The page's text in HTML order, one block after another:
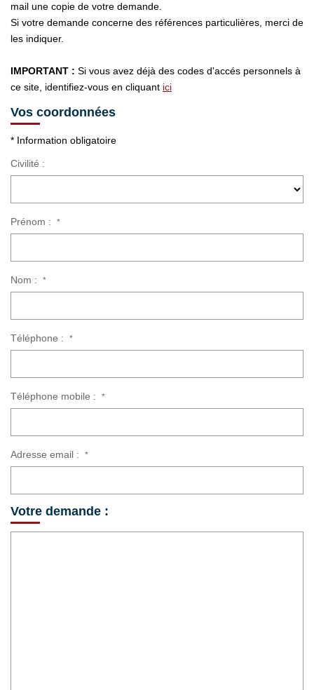
EXTRANET CLIENTS
mail une copie de votre demande.
Si votre demande concerne des références particulières, merci de
les indiquer.
IMPORTANT : Si vous avez déjà des codes d'accés personnels à
ce site, identifiez-vous en cliquant ici
Vos coordonnées
* Information obligatoire
Civilité :
Prénom : *
Nom : *
Téléphone : *
Téléphone mobile : *
Adresse email : *
Votre demande :